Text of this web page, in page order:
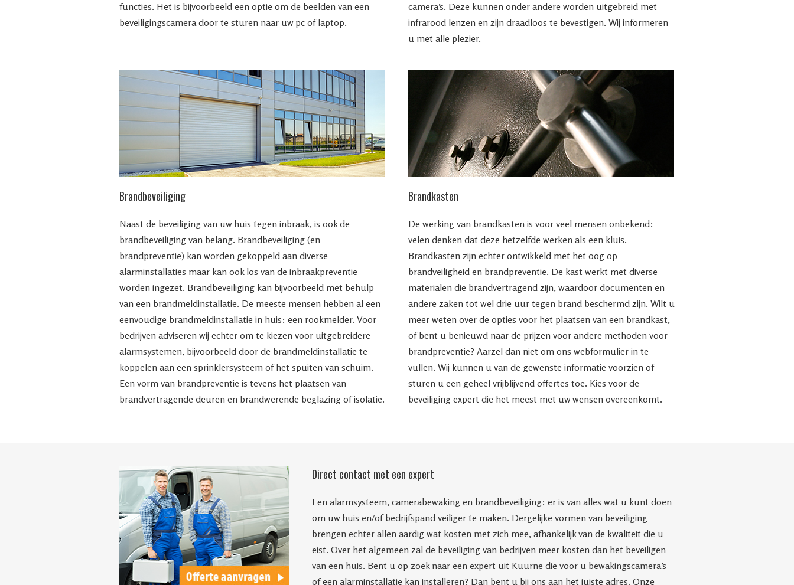
functies. Het is bijvoorbeeld een optie om de beelden van een
beveiligingscamera door te sturen naar uw pc of laptop.
camera’s. Deze kunnen onder andere worden uitgebreid met
infrarood lenzen en zijn draadloos te bevestigen. Wij informeren
u met alle plezier.
Brandbeveiliging
Naast de beveiliging van uw huis tegen inbraak, is ook de
brandbeveiliging van belang. Brandbeveiliging (en
brandpreventie) kan worden gekoppeld aan diverse
alarminstallaties maar kan ook los van de inbraakpreventie
worden ingezet. Brandbeveiliging kan bijvoorbeeld met behulp
van een brandmeldinstallatie. De meeste mensen hebben al een
eenvoudige brandmeldinstallatie in huis: een rookmelder. Voor
bedrijven adviseren wij echter om te kiezen voor uitgebreidere
alarmsystemen, bijvoorbeeld door de brandmeldinstallatie te
koppelen aan een sprinklersysteem of het spuiten van schuim.
Een vorm van brandpreventie is tevens het plaatsen van
brandvertragende deuren en brandwerende beglazing of isolatie.
Brandkasten
De werking van brandkasten is voor veel mensen onbekend:
velen denken dat deze hetzelfde werken als een kluis.
Brandkasten zijn echter ontwikkeld met het oog op
brandveiligheid en brandpreventie. De kast werkt met diverse
materialen die brandvertragend zijn, waardoor documenten en
andere zaken tot wel drie uur tegen brand beschermd zijn. Wilt u
meer weten over de opties voor het plaatsen van een brandkast,
of bent u benieuwd naar de prijzen voor andere methoden voor
brandpreventie? Aarzel dan niet om ons webformulier in te
vullen. Wij kunnen u van de gewenste informatie voorzien of
sturen u een geheel vrijblijvend offertes toe. Kies voor de
beveiliging expert die het meest met uw wensen overeenkomt.
Direct contact met een expert
Een alarmsysteem, camerabewaking en brandbeveiliging: er is van alles wat u kunt doen
om uw huis en/of bedrijfspand veiliger te maken. Dergelijke vormen van beveiliging
brengen echter allen aardig wat kosten met zich mee, afhankelijk van de kwaliteit die u
eist. Over het algemeen zal de beveiliging van bedrijven meer kosten dan het beveiligen
van een huis. Bent u op zoek naar een expert uit Kuurne die voor u bewakingscamera’s
of een alarminstallatie kan installeren? Dan bent u bij ons aan het juiste adres. Onze